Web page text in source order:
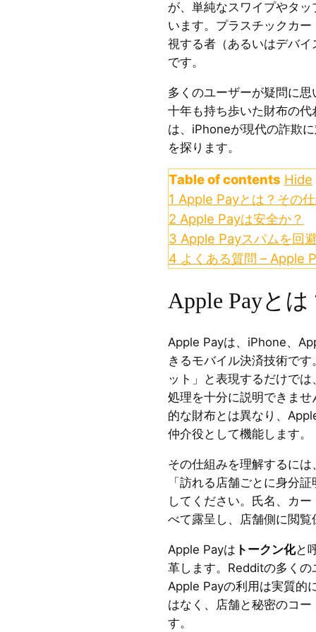
が、単純なスワイプやタ
います。プラスチックカ
視する者（あるいはデバ
です。
多くのユーザーが疑問に思
十年も持ち歩いた財布の
は、iPhoneが現代の詐欺
を探ります。
Table of contents Hide
1 Apple Payとは？その
2 Apple Payは安全か？
3 Apple Payスパムを回
4 よくある質問 – Apple
Apple Payと
Apple Payは、iPhone、
きるモバイル決済技術で
ット」と表現するだけで
処理を十分に説明できま
的な財布とは異なり、
仲介役として機能します。
その仕組みを理解するに
「訪れる店舗ごとに身分
してください。氏名、カ
べて露呈し、店舗側に閲
Apple Payは トークン化と
革します。Redditの多く
Apple Payの利用は実質的
はなく、店舗と秘密のコ
す。